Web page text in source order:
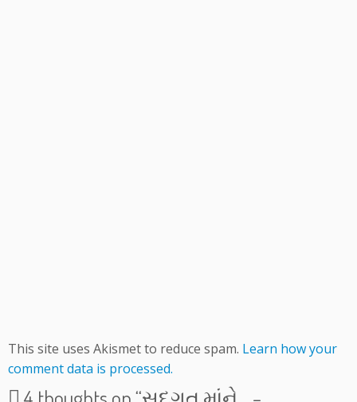
This site uses Akismet to reduce spam. Learn how your
comment data is processed.